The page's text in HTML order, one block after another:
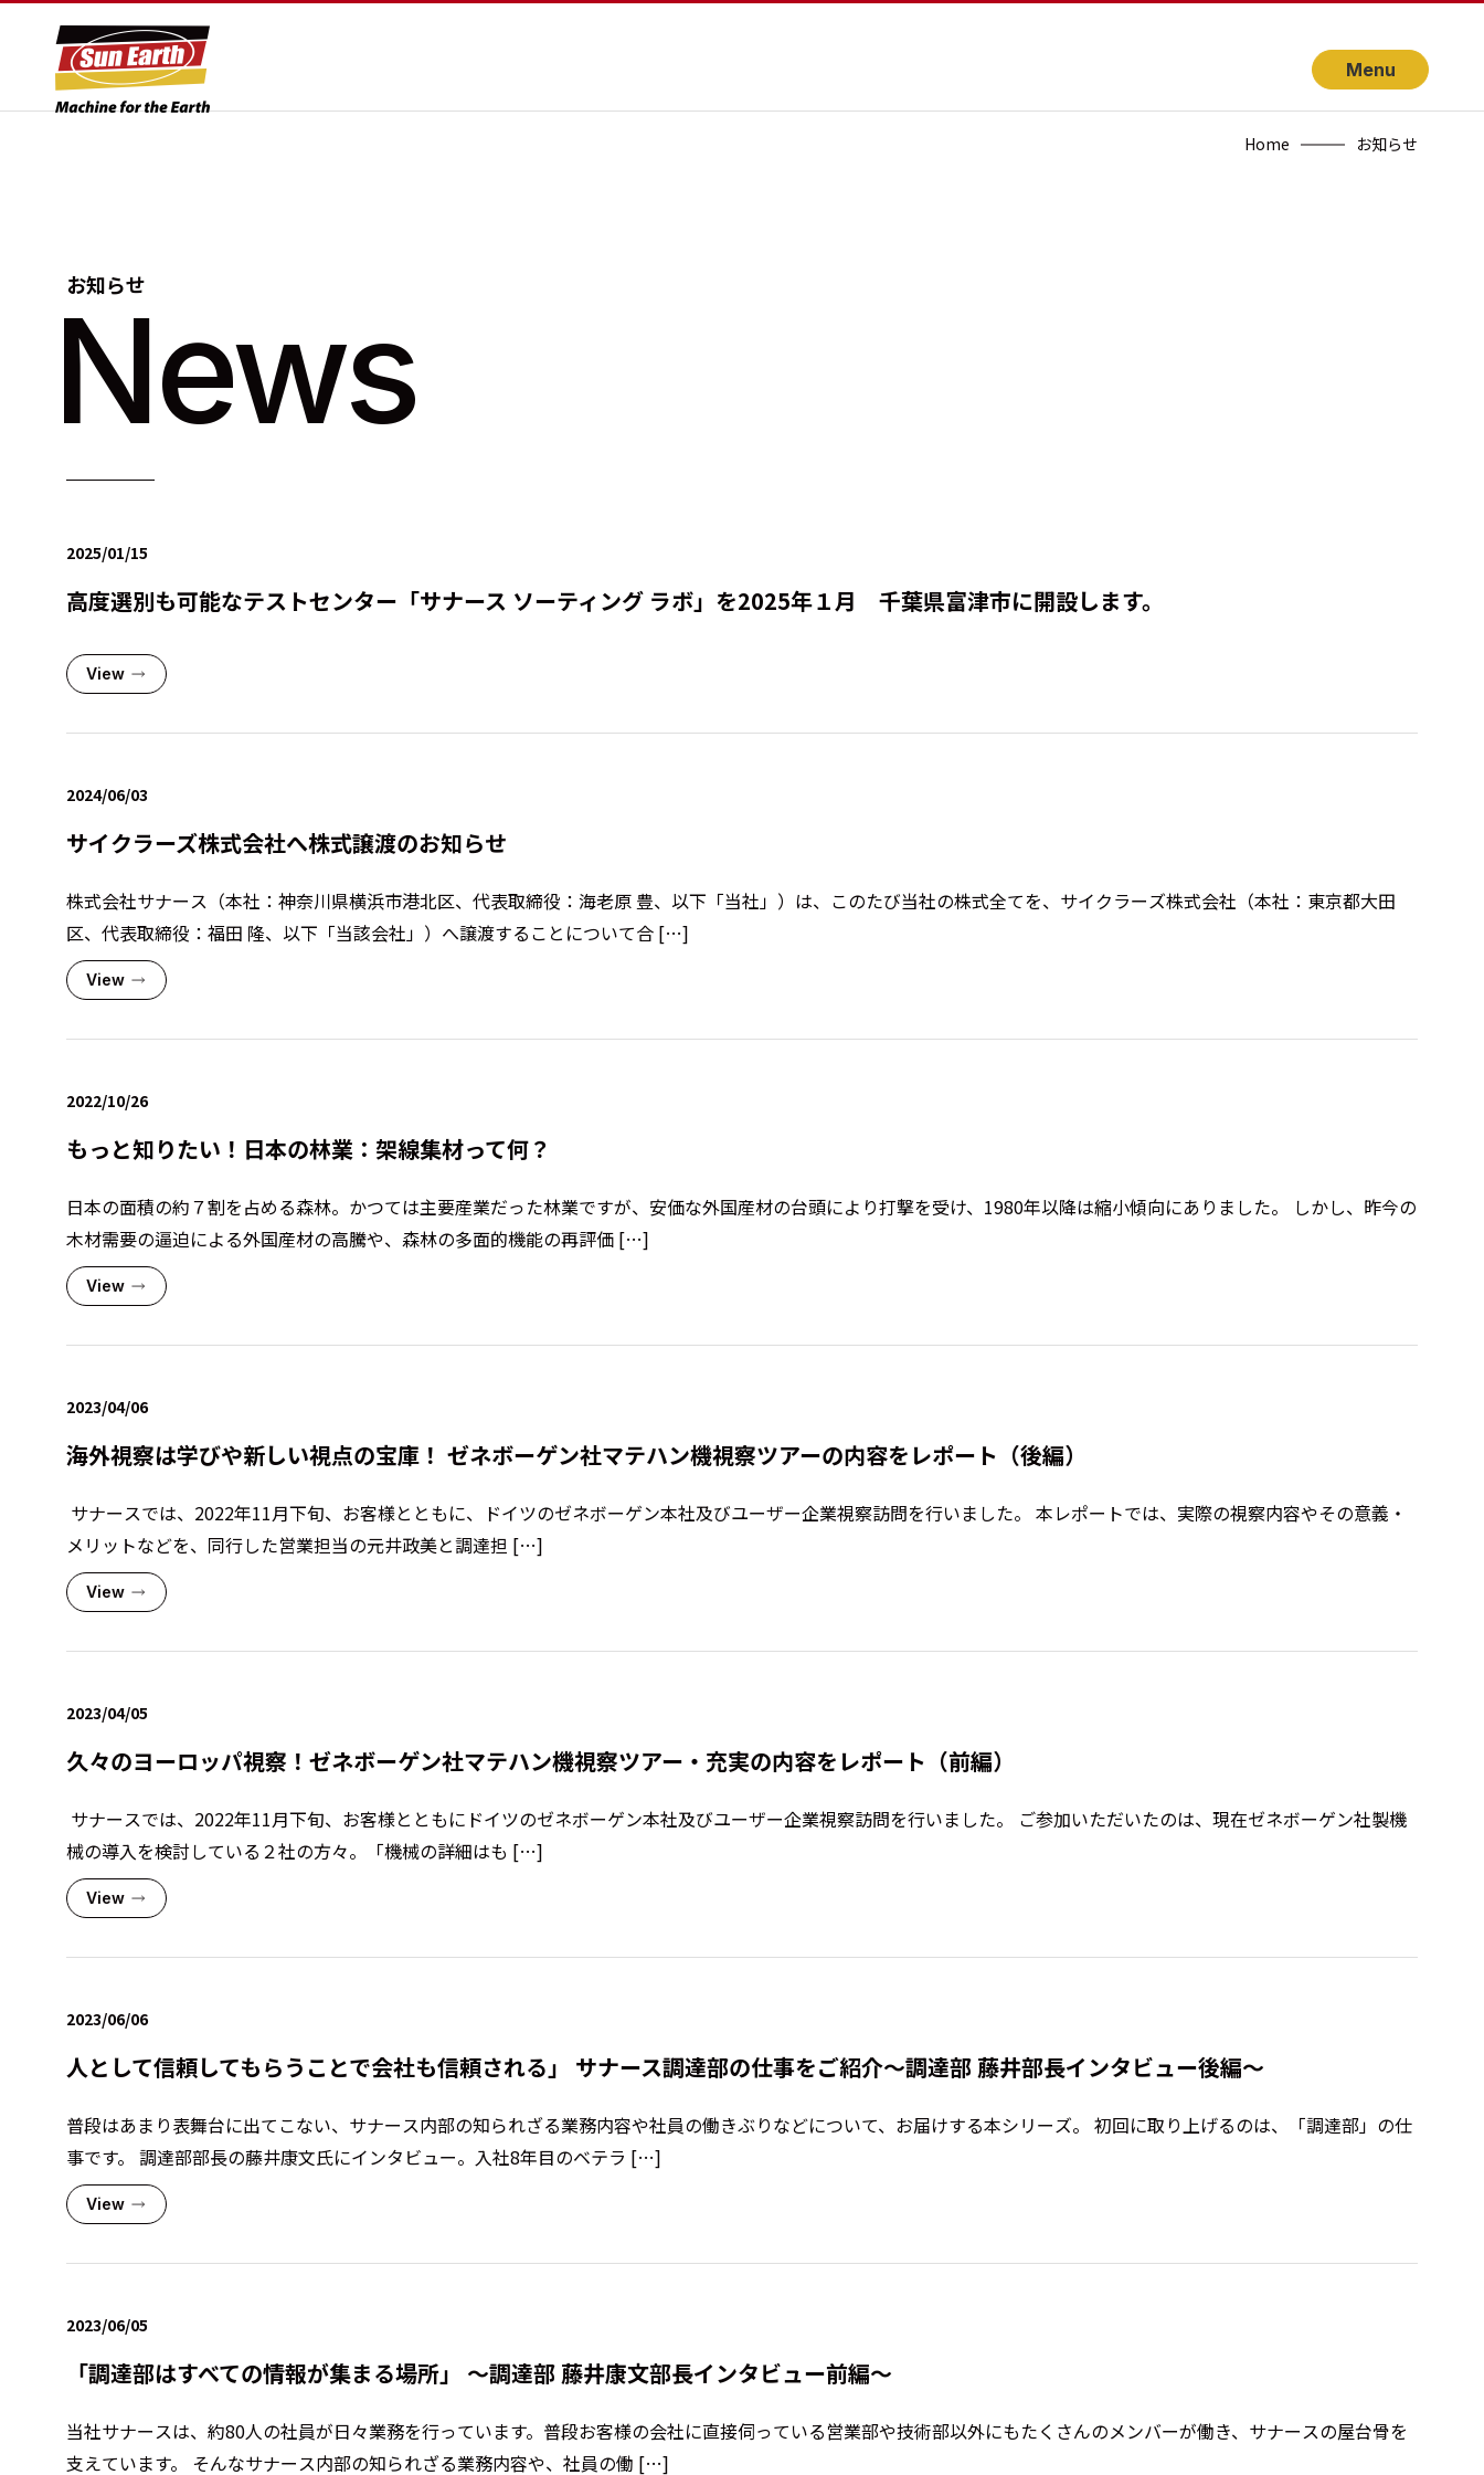
Menu
Home お知らせ
お知らせ
News
2025/01/15
高度選別も可能なテストセンター「サナース ソーティング ラボ」を2025年１月 千葉県富津市に開設します。
View
2024/06/03
サイクラーズ株式会社へ株式譲渡のお知らせ
株式会社サナース（本社：神奈川県横浜市港北区、代表取締役：海老原 豊、以下「当社」）は、このたび当社の株式全てを、サイクラーズ株式会社（本社：東京都大田
区、代表取締役：福田 隆、以下「当該会社」）へ譲渡することについて合 […]
View
2022/10/26
もっと知りたい！日本の林業：架線集材って何？
日本の面積の約７割を占める森林。かつては主要産業だった林業ですが、安価な外国産材の台頭により打撃を受け、1980年以降は縮小傾向にありました。 しかし、昨今の
木材需要の逼迫による外国産材の高騰や、森林の多面的機能の再評価 […]
View
2023/04/06
海外視察は学びや新しい視点の宝庫！ ゼネボーゲン社マテハン機視察ツアーの内容をレポート（後編）
サナースでは、2022年11月下旬、お客様とともに、ドイツのゼネボーゲン本社及びユーザー企業視察訪問を行いました。 本レポートでは、実際の視察内容やその意義・
メリットなどを、同行した営業担当の元井政美と調達担 […]
View
2023/04/05
久々のヨーロッパ視察！ゼネボーゲン社マテハン機視察ツアー・充実の内容をレポート（前編）
サナースでは、2022年11月下旬、お客様とともにドイツのゼネボーゲン本社及びユーザー企業視察訪問を行いました。 ご参加いただいたのは、現在ゼネボーゲン社製機
械の導入を検討している２社の方々。「機械の詳細はも […]
View
2023/06/06
人として信頼してもらうことで会社も信頼される」 サナース調達部の仕事をご紹介〜調達部 藤井部長インタビュー後編〜
普段はあまり表舞台に出てこない、サナース内部の知られざる業務内容や社員の働きぶりなどについて、お届けする本シリーズ。 初回に取り上げるのは、「調達部」の仕
事です。 調達部部長の藤井康文氏にインタビュー。入社8年目のベテラ […]
View
2023/06/05
「調達部はすべての情報が集まる場所」 〜調達部 藤井康文部長インタビュー前編〜
当社サナースは、約80人の社員が日々業務を行っています。普段お客様の会社に直接伺っている営業部や技術部以外にもたくさんのメンバーが働き、サナースの屋台骨を
支えています。 そんなサナース内部の知られざる業務内容や、社員の働 […]